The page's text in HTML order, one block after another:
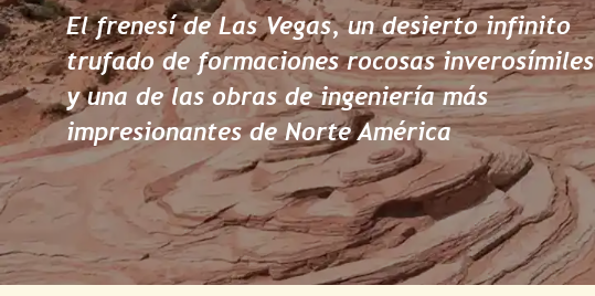
El frenesí de Las Vegas, un desierto infinito
trufado de formaciones rocosas inverosímiles
y una de las obras de ingeniería más
impresionantes de Norte América